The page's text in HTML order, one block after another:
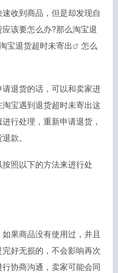
收到商品，但是却发现自
该要怎么办?那么淘宝退
宝退货超时未寄出
怎么
退货的话，可以和卖家进
宝遇到退货超时未寄出这
行处理，重新申请退货，
款。
照以下的方法来进行处
果商品没有使用过，并且
好无损的，不会影响再次
协商沟通，卖家可能会同